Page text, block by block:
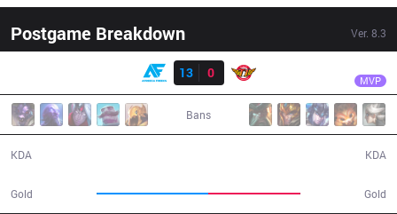
Postgame Breakdown Ver. 8.3
13
0 MVP
Bans
KDA
Gold Gold
KDA